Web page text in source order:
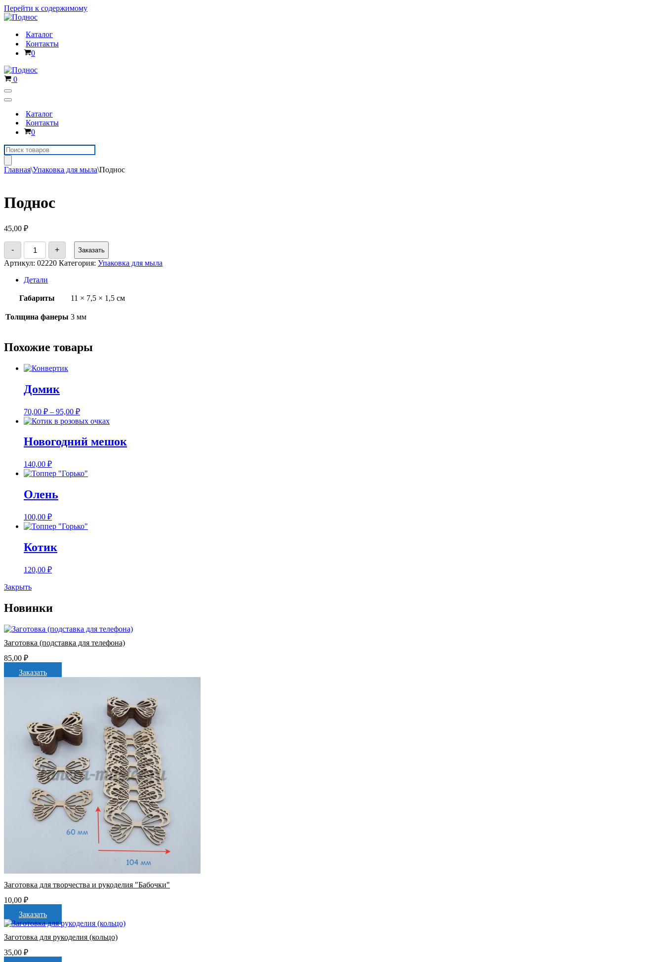
Перейти к содержимому
Каталог
Контакты
Корзина
0
Корзина
0
Меню
навигации
Меню
навигацииКаталог
Контакты
Корзина
0
Поиск
товаров
Главная\Упаковка для мыла\Поднос
Поднос
45,00 ₽
-
Количество
товара
Поднос
+ Заказать
Артикул: 02220 Категория: Упаковка для мыла
Детали
Габариты 11 × 7,5 × 1,5 см
Толщина фанеры 3 мм
Похожие товары
Домик
70,00 ₽ – 95,00 ₽
Новогодний мешок
140,00 ₽
Олень
100,00 ₽
Котик
120,00 ₽
Закрыть
Новинки
Заготовка (подставка для телефона)
85,00 ₽
Заказать
Заготовка для творчества и рукоделия "Бабочки"
10,00 ₽
Заказать
Заготовка для рукоделия (кольцо)
35,00 ₽